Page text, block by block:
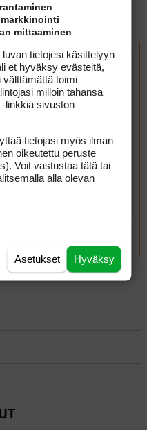
4)
VAIHTO
mittaaminen
tietojesi käsittelyyn
et hyväksy evästeitä,
välttämättä toimi
milloin tahansa
-linkkiä sivuston
tietojasi myös ilman
oikeutettu peruste
Voit vastustaa tätä tai
alla olevan
Hyväksy
Asetukset